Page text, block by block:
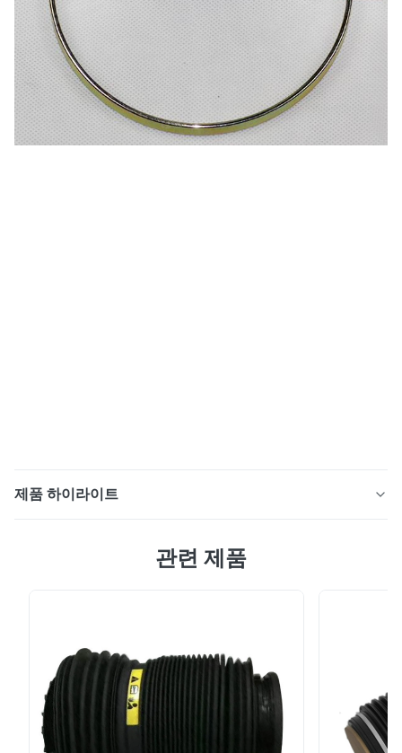
제품 하이라이트
는 죔쇠 ☆ 상세한 설명: 벤즈 W221를 위한 공기 중단 수
A2213205613 신청: 벤즈 W221 후방 공기 중단 봄을 위해
위치: 후방 Left&Right 물자: 강철 보장: 12 달 MOQ: 10 PC
표본: 유효한 배달 시간: 3-5 일 이점: 믿을 수 있는 질, 경
쟁가격 빠른 납품...
관련 제품